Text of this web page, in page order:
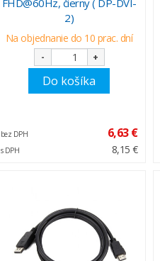
2)
Na objednanie do 10 prac. dní
- +
Do košíka
bez DPH 6,63 €
s DPH 8,15 €